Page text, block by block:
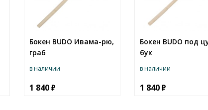
Бокен BUDO Ивама-рю,
граб
в наличии
1 840
Бокен BUDO под
бук
в наличии
1 840